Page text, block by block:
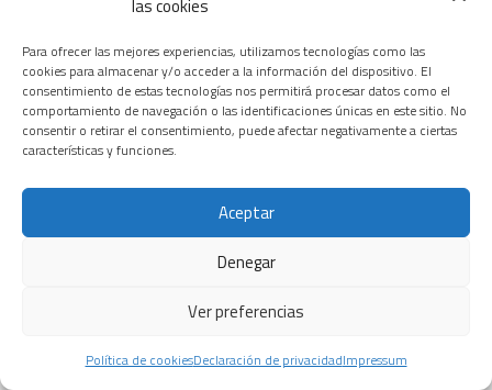
las cookies
Para ofrecer las mejores experiencias, utilizamos tecnologías como las
cookies para almacenar y/o acceder a la información del dispositivo. El
consentimiento de estas tecnologías nos permitirá procesar datos como el
comportamiento de navegación o las identificaciones únicas en este sitio. No
consentir o retirar el consentimiento, puede afectar negativamente a ciertas
características y funciones.
Aceptar
Denegar
Ver preferencias
Política de cookiesDeclaración de privacidadImpressum